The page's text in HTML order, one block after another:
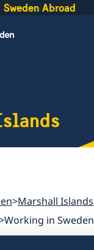
Sweden Abroad
Marshall Islands
Working in Sweden